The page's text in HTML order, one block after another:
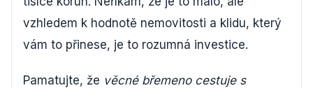
vzhledem k hodnotě nemovitosti a klidu, který
vám to přinese, je to rozumná investice.
Pamatujte, že věcné břemeno cestuje s